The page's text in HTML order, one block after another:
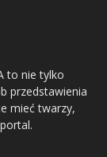
to nie tylko
przedstawienia
mieć twarzy,